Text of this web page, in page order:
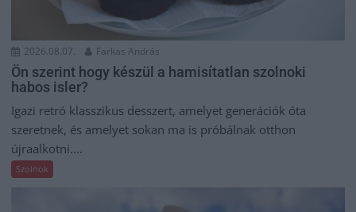
2026.08.07. Farkas András
Ön szerint hogy készül a hamisítatlan szolnoki
habos isler?
Igazi retró klasszikus desszert, amelyet generációk óta
szeretnek, és amelyet sokan ma is próbálnak otthon
újraalkotni....
Szolnok